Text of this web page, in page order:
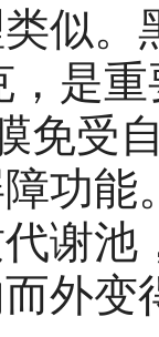
似
是
免受
功
谢
外变